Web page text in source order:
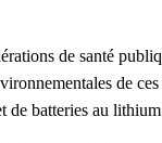
de santé
de
de batteries au